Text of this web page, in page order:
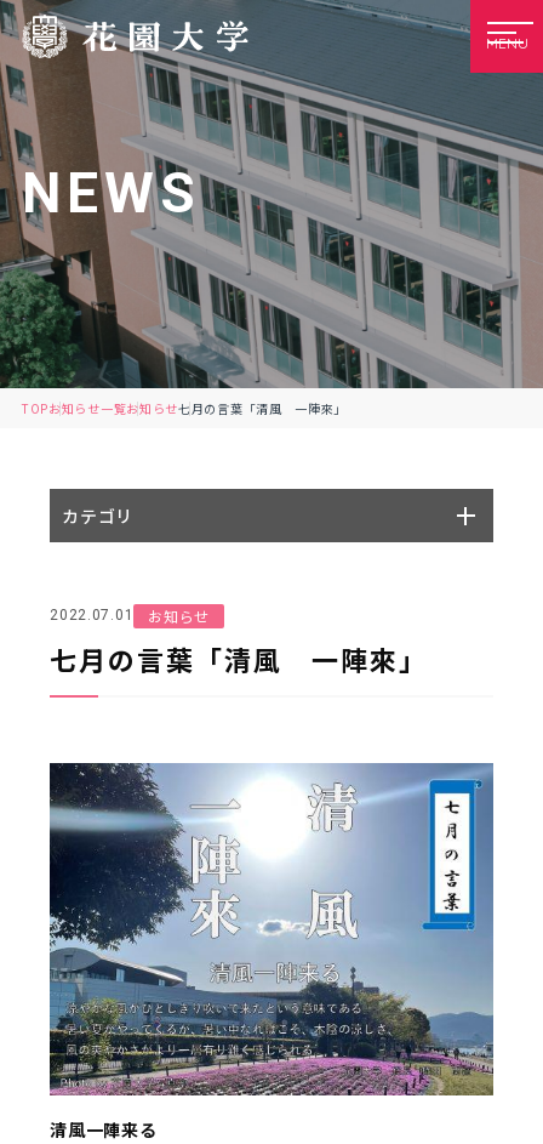
MENU
NEWS
TOPお知らせ一覧お知らせ七月の言葉「清風 一陣來」
2022.07.01 お知らせ
七月の言葉「清風 一陣來」
清風一陣来る
カテゴリ